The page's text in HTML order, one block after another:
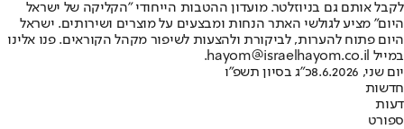
לקבל אותם גם בניוזלטר. מועדון ההטבות הייחודי "הקליקה של ישראל
היום" מציע לגולשי האתר הנחות ומבצעים על מוצרים ושירותים. ישראל
היום פתוח להערות, לביקורת ולהצעות לשיפור מקהל הקוראים. פנו אלינו
במייל hayom@israelhayom.co.il.
יום שני, 8.6.2026
כ"ג בסיון תשפ"ו
חדשות
דעות
ספורט